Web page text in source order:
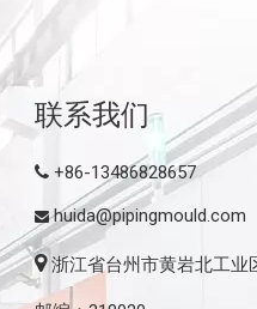
联系我们
 +86-13486828657
 huida@pipingmould.com
浙江省台州市黄岩北工业